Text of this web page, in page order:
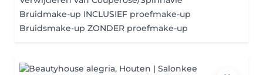
Bruidmake-up INCLUSIEF proefmake-up
Bruidsmake-up ZONDER proefmake-up